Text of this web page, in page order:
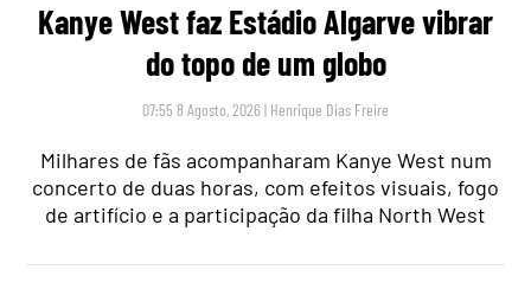
Kanye West faz Estádio Algarve vibrar
do topo de um globo
07:55 8 Agosto, 2026 | Henrique Dias Freire
Milhares de fãs acompanharam Kanye West num
concerto de duas horas, com efeitos visuais, fogo
de artifício e a participação da filha North West